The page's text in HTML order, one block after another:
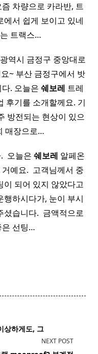
차량으로 카라반, 트
서 쉽게 보이고 있네
트랙스…
역시 금정구 중앙대로
~ 부산 금정구에서 밧
. 오늘은 쉐보레 트레
후기를 소개할께요. 기
방전되는 현상이 있으
매장으로…
오늘은 쉐보레 알페온
예요. ​ 고객님께서 중
이 되어 있지 않았다고
하시다가, 눈이 부시
셨습니다. ​ 금액적으로
은 선팅…
상하게도, 그
NEXT POST